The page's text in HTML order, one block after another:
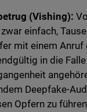
(Vishing):
einfach,
mit einem
in die
Deepfake-
Opfern zu